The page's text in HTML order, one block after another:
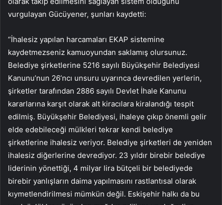
vurgulayan Gücüyener, şunları kaydetti:
“İhalesiz yapılan harcamaları EKAP sistemine
kaydetmezseniz kamuoyundan saklamış olursunuz.
Belediye şirketlerine 5216 sayılı Büyükşehir Belediyesi
Kanunu’nun 26’ncı unsuru uyarınca devredilen yerlerin,
şirketler tarafından 2886 sayılı Devlet İhale Kanunu
kararlarına karşıt olarak alt kiracılara kiralandığı tespit
edilmiş. Büyükşehir Belediyesi, ihaleye çıkıp önemli gelir
elde edebileceği mülkleri tekrar kendi belediye
şirketlerine ihalesiz veriyor. Belediye şirketleri de yeniden
ihalesiz diğerlerine devrediyor. 23 yıldır birebir belediye
liderinin yönettiği, 4 milyar lira bütçeli bir belediyede
birebir yanlışların daima yapılmasını rastlantısal olarak
kıymetlendirilmesi mümkün değil. Eskişehir halkı da bu